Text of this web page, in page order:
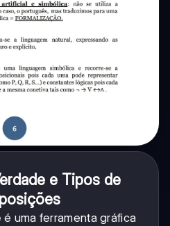
e Tipos de
é uma ferramenta gráfica